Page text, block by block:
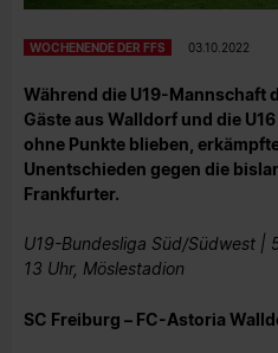
WOCHENENDE DER FFS 03.10.2022
Während die U19-Mannschaft
Gäste aus Walldorf und die
ohne Punkte blieben,
Unentschieden gegen die
Frankfurter.
U19-Bundesliga Süd/Südwest |
13 Uhr, Möslestadion
SC Freiburg – FC-Astoria